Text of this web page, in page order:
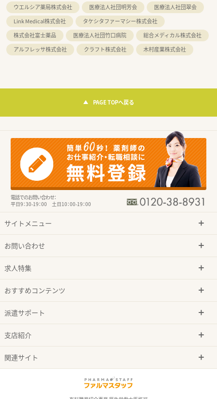
ウエルシア薬局株式会社
医療法人社団明芳会
医療法人社団翠会
Link Medical株式会社
タケシタファーマシー株式会社
株式会社富士薬品
医療法人社団竹口病院
総合メディカル株式会社
アルフレッサ株式会社
クラフト株式会社 木村産業株式会社
PAGE TOPへ戻る
電話でのお問い合わせ：
平日9：30-19：00 土日10：00-19：00
サイトメニュー
お問い合わせ
求人特集
おすすめコンテンツ
派遣サポート
支店紹介
関連サイト